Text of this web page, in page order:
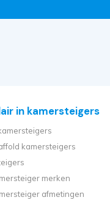
in kamersteigers
kamersteigers
merken
afmetingen